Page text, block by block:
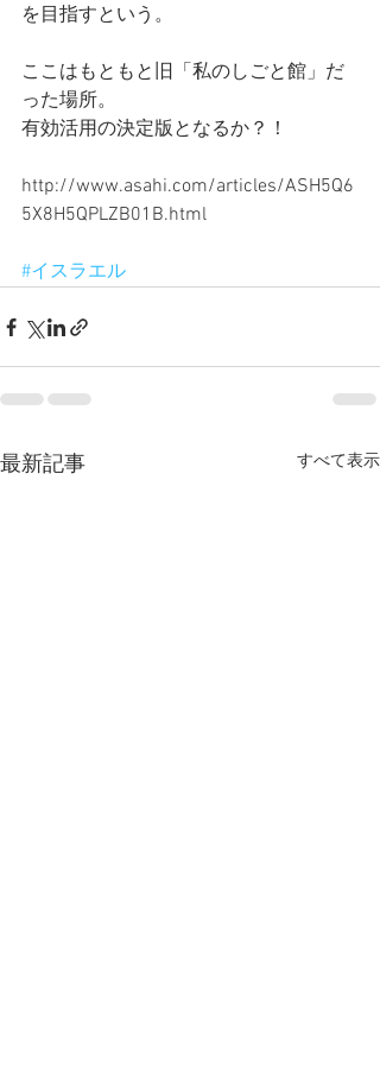
を目指すという。
ここはもともと旧「私のしごと館」だ
った場所。
有効活用の決定版となるか？！
http://www.asahi.com/articles/ASH5Q6
5X8H5QPLZB01B.html
#イスラエル
最新記事 すべて表示